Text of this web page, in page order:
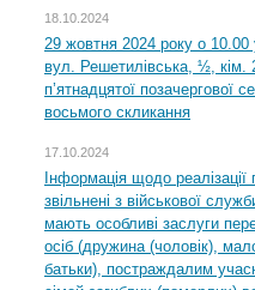
18.10.2024
29 жовтня 2024 року о 10.00
вул. Решетилівська, ½, кім.
п’ятнадцятої позачергової
восьмого скликання
17.10.2024
Інформація щодо
звільнені з військової
мають особливі заслуги
осіб (дружина (чоловік),
батьки), постраждалим